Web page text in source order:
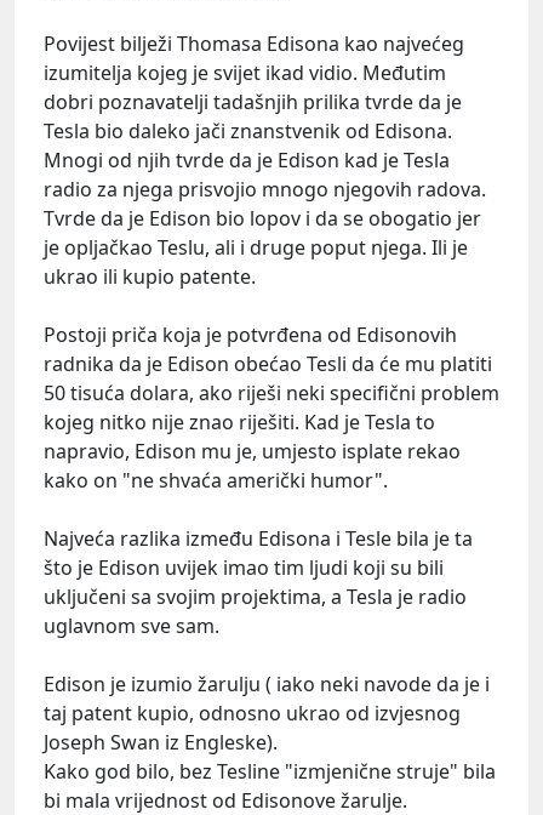
Povijest bilježi Thomasa Edisona kao najvećeg
izumitelja kojeg je svijet ikad vidio. Međutim
dobri poznavatelji tadašnjih prilika tvrde da je
Tesla bio daleko jači znanstvenik od Edisona.
Mnogi od njih tvrde da je Edison kad je Tesla
radio za njega prisvojio mnogo njegovih radova.
Tvrde da je Edison bio lopov i da se obogatio jer
je opljačkao Teslu, ali i druge poput njega. Ili je
ukrao ili kupio patente.
Postoji priča koja je potvrđena od Edisonovih
radnika da je Edison obećao Tesli da će mu platiti
50 tisuća dolara, ako riješi neki specifični problem
kojeg nitko nije znao riješiti. Kad je Tesla to
napravio, Edison mu je, umjesto isplate rekao
kako on "ne shvaća američki humor".
Najveća razlika između Edisona i Tesle bila je ta
što je Edison uvijek imao tim ljudi koji su bili
uključeni sa svojim projektima, a Tesla je radio
uglavnom sve sam.
Edison je izumio žarulju ( iako neki navode da je i
taj patent kupio, odnosno ukrao od izvjesnog
Joseph Swan iz Engleske).
Kako god bilo, bez Tesline "izmjenične struje" bila
bi mala vrijednost od Edisonove žarulje.